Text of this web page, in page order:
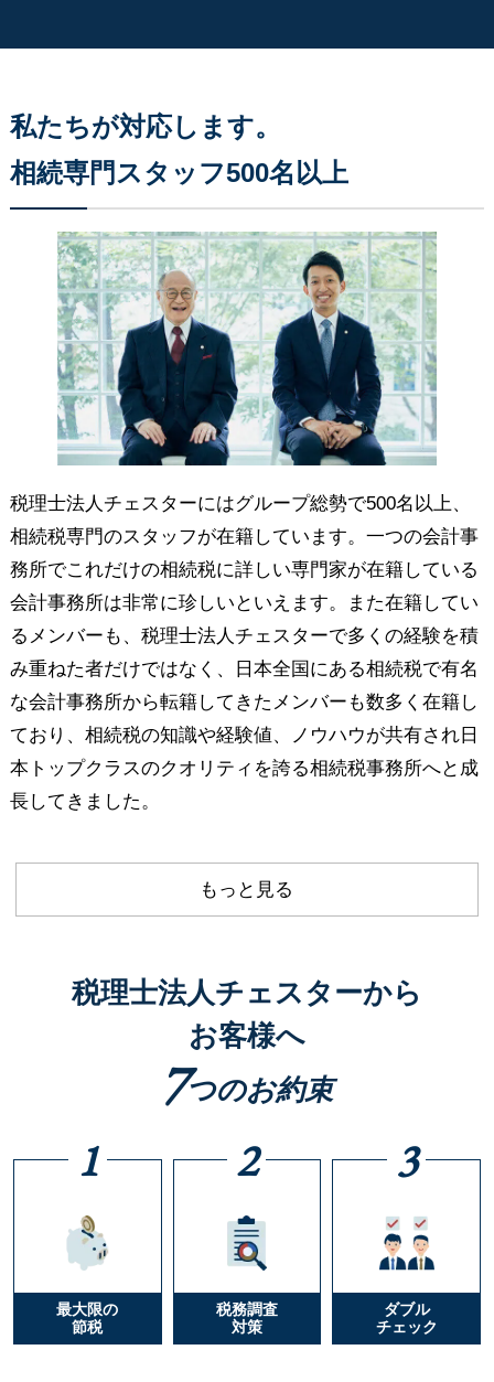
私たちが対応します。
相続専門スタッフ500名以上
税理士法人チェスターにはグループ総勢で500名以上、
相続税専門のスタッフが在籍しています。一つの会計事
務所でこれだけの相続税に詳しい専門家が在籍している
会計事務所は非常に珍しいといえます。また在籍してい
るメンバーも、税理士法人チェスターで多くの経験を積
み重ねた者だけではなく、日本全国にある相続税で有名
な会計事務所から転籍してきたメンバーも数多く在籍し
ており、相続税の知識や経験値、ノウハウが共有され日
本トップクラスのクオリティを誇る相続税事務所へと成
長してきました。
もっと見る
税理士法人チェスターから
お客様へ
7つのお約束
1
最大限の
節税
2
税務調査
対策
3
ダブル
チェック